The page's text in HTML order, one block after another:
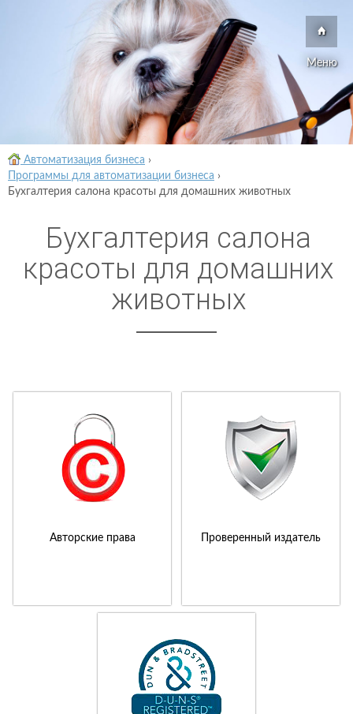
Меню
Автоматизация бизнеса ›
Программы для автоматизации бизнеса ›
Бухгалтерия салона красоты для домашних животных
Бухгалтерия салона
красоты для домашних
животных
Авторские права Проверенный издатель